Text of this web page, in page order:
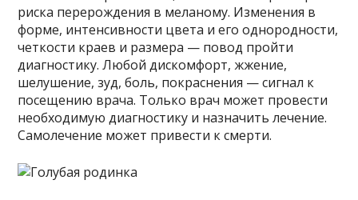
риска перерождения в меланому. Изменения в
форме, интенсивности цвета и его однородности,
четкости краев и размера — повод пройти
диагностику. Любой дискомфорт, жжение,
шелушение, зуд, боль, покраснения — сигнал к
посещению врача. Только врач может провести
необходимую диагностику и назначить лечение.
Самолечение может привести к смерти.